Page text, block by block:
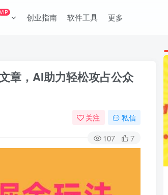
VIP 创业指南 软件工具 更多
章，AI助力轻松攻占公众
关注 私信
107 7